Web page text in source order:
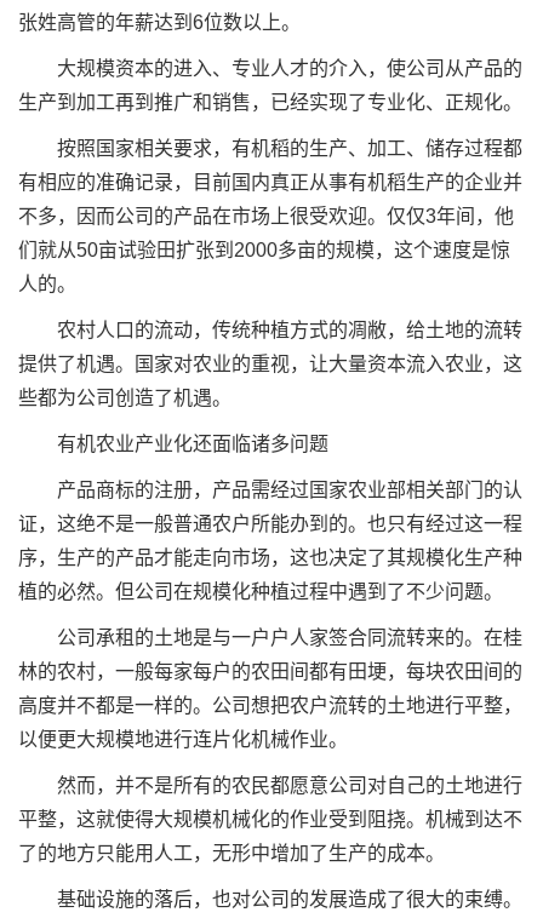
张姓高管的年薪达到6位数以上。
大规模资本的进入、专业人才的介入，使公司从产品的
生产到加工再到推广和销售，已经实现了专业化、正规化。
按照国家相关要求，有机稻的生产、加工、储存过程都
有相应的准确记录，目前国内真正从事有机稻生产的企业并
不多，因而公司的产品在市场上很受欢迎。仅仅3年间，他
们就从50亩试验田扩张到2000多亩的规模，这个速度是惊
人的。
农村人口的流动，传统种植方式的凋敝，给土地的流转
提供了机遇。国家对农业的重视，让大量资本流入农业，这
些都为公司创造了机遇。
有机农业产业化还面临诸多问题
产品商标的注册，产品需经过国家农业部相关部门的认
证，这绝不是一般普通农户所能办到的。也只有经过这一程
序，生产的产品才能走向市场，这也决定了其规模化生产种
植的必然。但公司在规模化种植过程中遇到了不少问题。
公司承租的土地是与一户户人家签合同流转来的。在桂
林的农村，一般每家每户的农田间都有田埂，每块农田间的
高度并不都是一样的。公司想把农户流转的土地进行平整，
以便更大规模地进行连片化机械作业。
然而，并不是所有的农民都愿意公司对自己的土地进行
平整，这就使得大规模机械化的作业受到阻挠。机械到达不
了的地方只能用人工，无形中增加了生产的成本。
基础设施的落后，也对公司的发展造成了很大的束缚。